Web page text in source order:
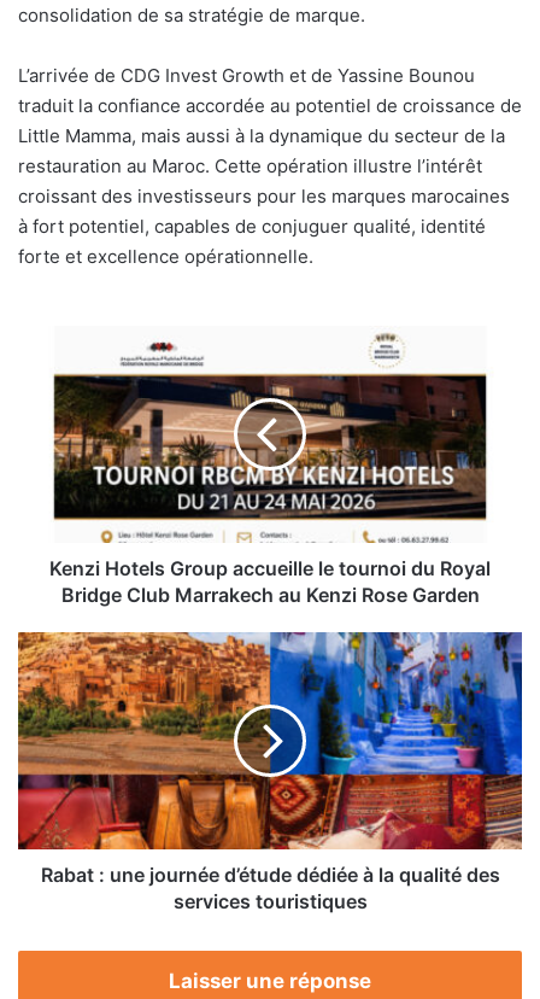
consolidation de sa stratégie de marque.
L’arrivée de CDG Invest Growth et de Yassine Bounou
traduit la confiance accordée au potentiel de croissance de
Little Mamma, mais aussi à la dynamique du secteur de la
restauration au Maroc. Cette opération illustre l’intérêt
croissant des investisseurs pour les marques marocaines
à fort potentiel, capables de conjuguer qualité, identité
forte et excellence opérationnelle.
Group
accueille
tournoi
Royal
Marrakech
Kenzi
Rose
Garden
Kenzi Hotels Group accueille le tournoi du Royal
Bridge Club Marrakech au Kenzi Rose Garden
Rabat
:
une
journée
d’étude
dédiée
à
qualité
desRabat : une journée d’étude dédiée à la qualité des
services touristiques
Laisser une réponse